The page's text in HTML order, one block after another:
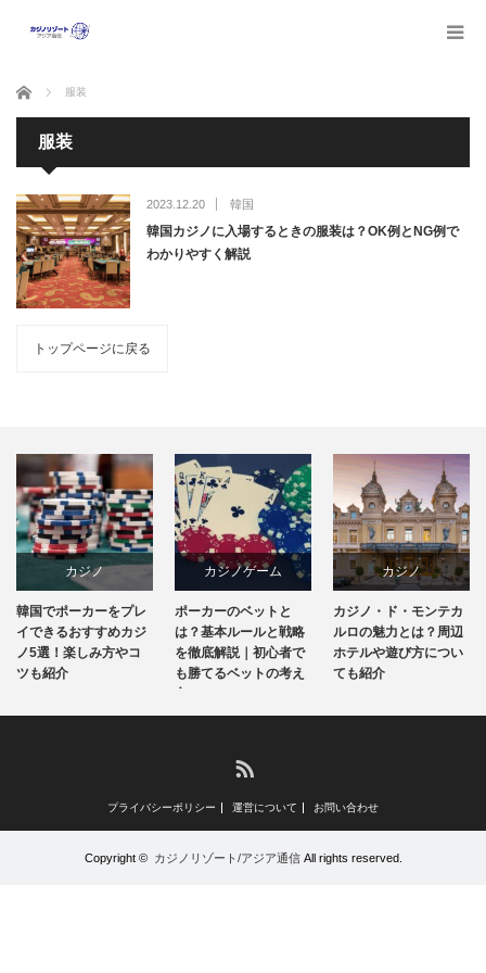
ホーム 服装
服装
2023.12.20 韓国
韓国カジノに入場するときの服装は？OK例とNG例で
わかりやすく解説
トップページに戻る
カジノ
韓国
韓国でポーカーをプレ
イできるおすすめカジ
ノ5選！楽しみ方やコ
ツも紹介
カジノゲーム
カジノ攻略法
ポーカーのベットと
は？基本ルールと戦略
を徹底解説｜初心者で
も勝てるベットの考え
方
カジノ
ホテル&リゾート
モナコ
カジノ・ド・モンテカ
ルロの魅力とは？周辺
ホテルや遊び方につい
ても紹介
プライバシーポリシー 運営について お問い合わせ
Copyright © カジノリゾート/アジア通信All rights reserved.